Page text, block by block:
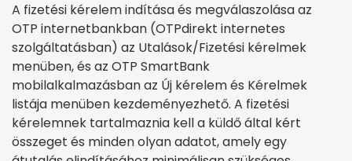
A fizetési kérelem indítása és megválaszolása az
OTP internetbankban (OTPdirekt internetes
szolgáltatásban) az Utalások/Fizetési kérelmek
menüben, és az OTP SmartBank
mobilalkalmazásban az Új kérelem és Kérelmek
listája menüben kezdeményezhető. A fizetési
kérelemnek tartalmaznia kell a küldő által kért
összeget és minden olyan adatot, amely egy